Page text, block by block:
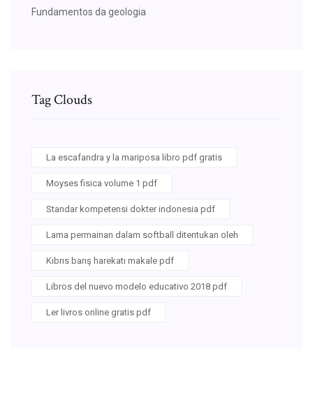
Fundamentos da geologia
Tag Clouds
La escafandra y la mariposa libro pdf gratis
Moyses fisica volume 1 pdf
Standar kompetensi dokter indonesia pdf
Lama permainan dalam softball ditentukan oleh
Kıbrıs barış harekatı makale pdf
Libros del nuevo modelo educativo 2018 pdf
Ler livros online gratis pdf